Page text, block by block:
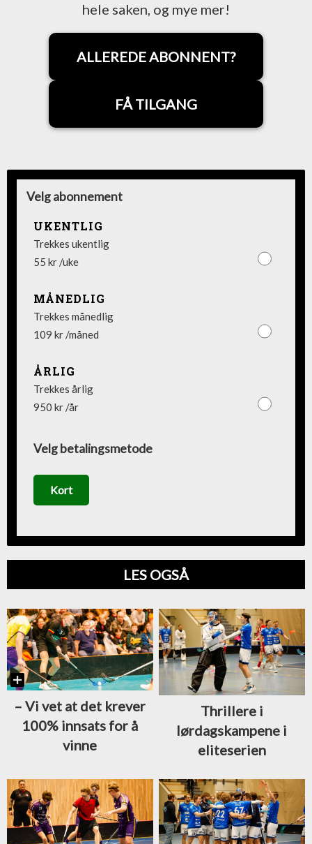
hele saken, og mye mer!
ALLEREDE ABONNENT?
FÅ TILGANG
Velg abonnement
UKENTLIG
Trekkes ukentlig
55 kr /uke
MÅNEDLIG
Trekkes månedlig
109 kr /måned
ÅRLIG
Trekkes årlig
950 kr /år
Velg betalingsmetode
Kort
LES OGSÅ
–⁠ Vi vet at det krever
100% innsats for å
vinne
Thrillere i
lørdagskampene i
eliteserien